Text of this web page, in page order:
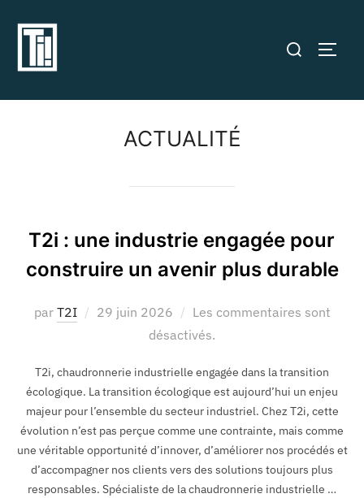
ACTUALITÉ
T2i : une industrie engagée pour
construire un avenir plus durable
par T2I 29 juin 2026
Les commentaires sont
désactivés.
T2i, chaudronnerie industrielle engagée dans la transition
écologique. La transition écologique est aujourd’hui un enjeu
majeur pour l’ensemble du secteur industriel. Chez T2i, cette
évolution n’est pas perçue comme une contrainte, mais comme
une véritable opportunité d’innover, d’améliorer nos procédés et
d’accompagner nos clients vers des solutions toujours plus
responsables. Spécialiste de la chaudronnerie industrielle …